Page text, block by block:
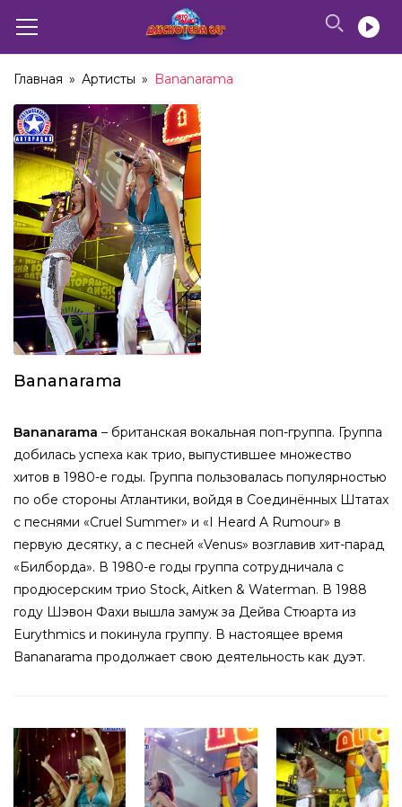
Главная » Артисты » Bananarama
Bananarama
Bananarama – британская вокальная поп-группа. Группа
добилась успеха как трио, выпустившее множество
хитов в 1980-е годы. Группа пользовалась популярностью
по обе стороны Атлантики, войдя в Соединённых Штатах
с песнями «Cruel Summer» и «I Heard A Rumour» в
первую десятку, а c песней «Venus» возглавив хит-парад
«Билборда». В 1980-е годы группа сотрудничала с
продюсерским трио Stock, Aitken & Waterman. В 1988
году Шэвон Фахи вышла замуж за Дейва Стюарта из
Eurythmics и покинула группу. В настоящее время
Bananarama продолжает свою деятельность как дуэт.